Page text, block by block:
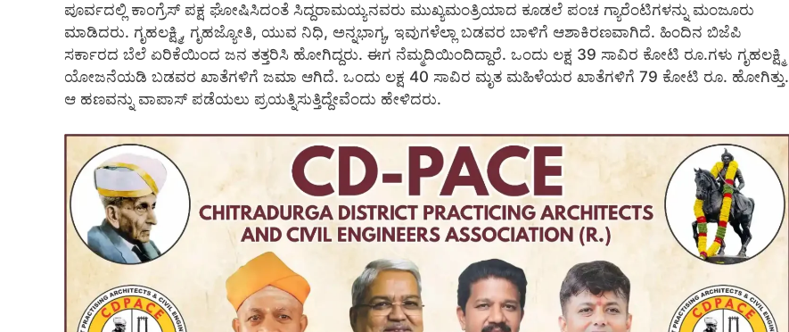
ಪೂರ್ವದಲ್ಲಿ ಕಾಂಗ್ರೆಸ್ ಪಕ್ಷ ಘೋಷಿಸಿದಂತೆ ಸಿದ್ದರಾಮಯ್ಯನವರು ಮುಖ್ಯಮಂತ್ರಿಯಾದ ಕೂಡಲೆ ಪಂಚ ಗ್ಯಾರೆಂಟಿಗಳನ್ನು ಮಂಜೂರು
ಮಾಡಿದರು. ಗೃಹಲಕ್ಷ್ಮಿ, ಗೃಹಜ್ಯೋತಿ, ಯುವ ನಿಧಿ, ಅನ್ನಭಾಗ್ಯ, ಇವುಗಳೆಲ್ಲಾ ಬಡವರ ಬಾಳಿಗೆ ಆಶಾಕಿರಣವಾಗಿದೆ. ಹಿಂದಿನ ಬಿಜೆಪಿ
ಸರ್ಕಾರದ ಬೆಲೆ ಏರಿಕೆಯಿಂದ ಜನ ತತ್ತರಿಸಿ ಹೋಗಿದ್ದರು. ಈಗ ನೆಮ್ಮದಿಯಿಂದಿದ್ದಾರೆ. ಒಂದು ಲಕ್ಷ 39 ಸಾವಿರ ಕೋಟಿ ರೂ.ಗಳು ಗೃಹಲಕ್ಷ್ಮಿ
ಯೋಜನೆಯಡಿ ಬಡವರ ಖಾತೆಗಳಿಗೆ ಜಮಾ ಆಗಿದೆ. ಒಂದು ಲಕ್ಷ 40 ಸಾವಿರ ಮೃತ ಮಹಿಳೆಯರ ಖಾತೆಗಳಿಗೆ 79 ಕೋಟಿ ರೂ. ಹೋಗಿತ್ತು.
ಆ ಹಣವನ್ನು ವಾಪಾಸ್ ಪಡೆಯಲು ಪ್ರಯತ್ನಿಸುತ್ತಿದ್ದೇವೆಂದು ಹೇಳಿದರು.